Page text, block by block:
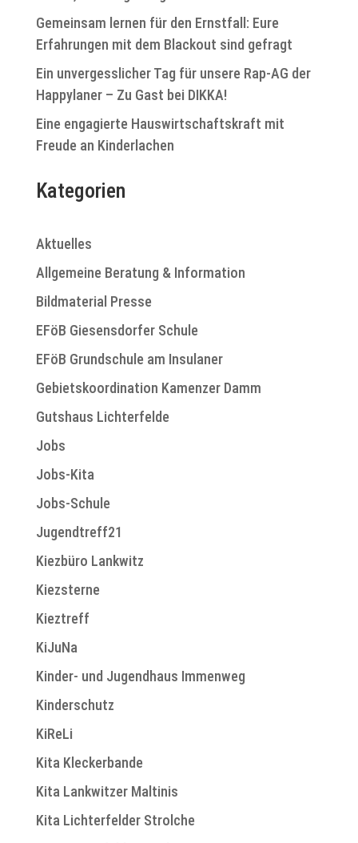
Gemeinsam lernen für den Ernstfall: Eure
Erfahrungen mit dem Blackout sind gefragt
Ein unvergesslicher Tag für unsere Rap-AG der
Happylaner – Zu Gast bei DIKKA!
Eine engagierte Hauswirtschaftskraft mit
Freude an Kinderlachen
Kategorien
Aktuelles
Allgemeine Beratung & Information
Bildmaterial Presse
EFöB Giesensdorfer Schule
EFöB Grundschule am Insulaner
Gebietskoordination Kamenzer Damm
Gutshaus Lichterfelde
Jobs
Jobs-Kita
Jobs-Schule
Jugendtreff21
Kiezbüro Lankwitz
Kiezsterne
Kieztreff
KiJuNa
Kinder- und Jugendhaus Immenweg
Kinderschutz
KiReLi
Kita Kleckerbande
Kita Lankwitzer Maltinis
Kita Lichterfelder Strolche